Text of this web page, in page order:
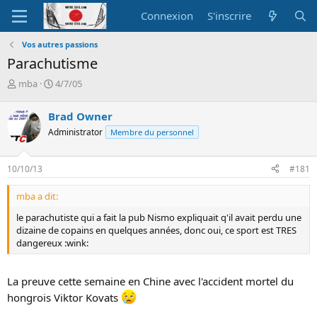
Connexion S'inscrire
Vos autres passions
Parachutisme
A
t
e
u
r
d
e
l
a
i
s
c
s
i
mba
D
e
d
d
b
u
4/7/05
Brad Owner
Administrator Membre du personnel
10/10/13 #181
mba a dit:
le parachutiste qui a fait la pub Nismo expliquait q'il avait perdu une
dizaine de copains en quelques années, donc oui, ce sport est TRES
dangereux :wink:
La preuve cette semaine en Chine avec l'accident mortel du
hongrois Viktor Kovats